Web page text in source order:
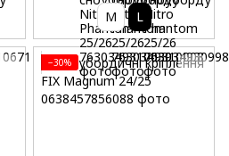
M L
−30%